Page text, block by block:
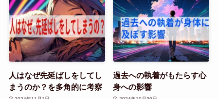
人はなぜ先延ばしをしてし
まうのか？を多角的に考察
過去への執着がもたらす心
身への影響